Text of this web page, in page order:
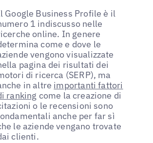
Google Business Profile è il
1 indiscusso nelle
online. In genere
come e dove le
vengono visualizzate
pagina dei risultati dei
di ricerca (SERP), ma
in altre importanti fattori
ranking come la creazione di
o le recensioni sono
anche per far sì
le aziende vengano trovate
clienti.